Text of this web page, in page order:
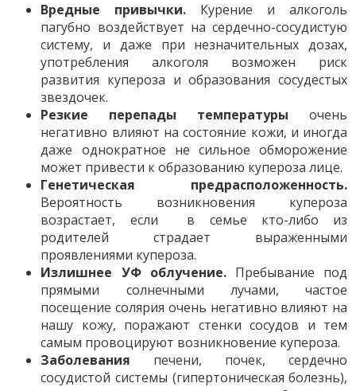
Вредные привычки. Курение и алкоголь
пагубно воздействует на сердечно-сосудистую
систему, и даже при незначительных дозах,
употребления алкоголя возможен риск
развития купероза и образования сосудестых
звездочек.
Резкие перепады температуры очень
негативно влияют на состояние кожи, и иногда
даже однократное не сильное обморожение
может привести к образованию купероза лице.
Генетическая предрасположенность.
Вероятность возникновения купероза
возрастает, если в семье кто-либо из
родителей страдает выраженными
проявлениями купероза.
Излишнее УФ облучение.Пребывание под
прямыми солнечными лучами, частое
посещение солярия очень негативно влияют на
нашу кожу, поражают стенки сосудов и тем
самым провоцируют возникновение купероза.
Заболевания печени, почек, сердечно
сосудистой системы (гипертоническая болезнь),